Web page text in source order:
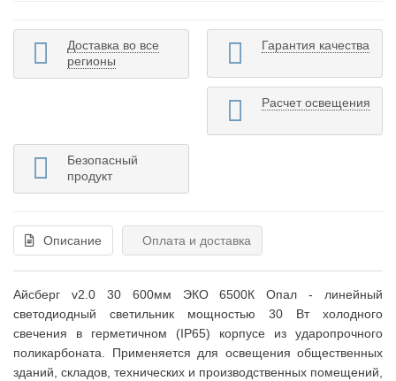
Доставка во все
регионы
Гарантия качества
Расчет освещения
Безопасный
продукт
Описание Оплата и доставка
Айсберг v2.0 30 600мм ЭКО 6500К Опал - линейный
светодиодный светильник мощностью 30 Вт холодного
свечения в герметичном (IP65) корпусе из ударопрочного
поликарбоната. Применяется для освещения общественных
зданий, складов, технических и производственных помещений,